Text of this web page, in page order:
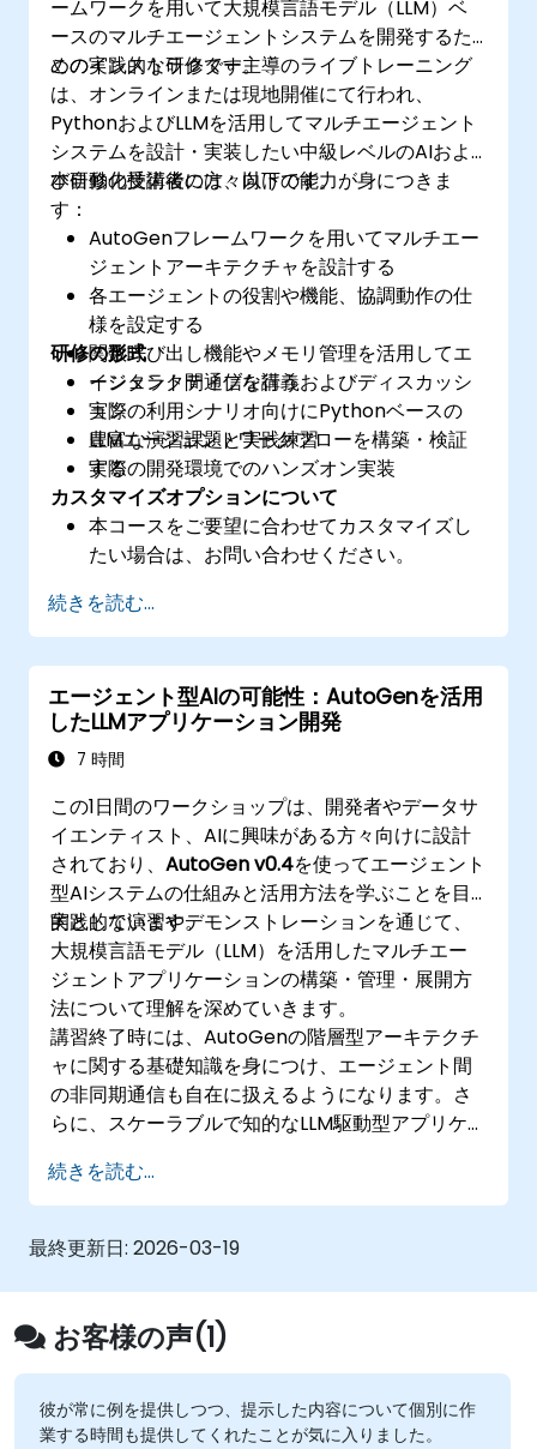
ームワークを用いて大規模言語モデル（LLM）ベ
ースのマルチエージェントシステムを開発するた
めの実践的な研修です。
このインストラクター主導のライブトレーニング
は、オンラインまたは現地開催にて行われ、
PythonおよびLLMを活用してマルチエージェント
システムを設計・実装したい中級レベルのAIおよ
び自動化技術者の方々向けです。
本研修の受講後には、以下の能力が身につきま
す：
AutoGenフレームワークを用いてマルチエー
ジェントアーキテクチャを設計する
各エージェントの役割や機能、協調動作の仕
様を設定する
関数呼び出し機能やメモリ管理を活用してエ
ージェント間通信を行う
実際の利用シナリオ向けにPythonベースの
LLMエージェントワークフローを構築・検証
する
研修の形式
インタラクティブな講義およびディスカッシ
ョン
豊富な演習課題と実践練習
実際の開発環境でのハンズオン実装
カスタマイズオプションについて
本コースをご要望に合わせてカスタマイズし
たい場合は、お問い合わせください。
続きを読む...
エージェント型AIの可能性：AutoGenを活用
したLLMアプリケーション開発
7 時間
この1日間のワークショップは、開発者やデータサ
イエンティスト、AIに興味がある方々向けに設計
されており、AutoGen v0.4を使ってエージェント
型AIシステムの仕組みと活用方法を学ぶことを目
的としています。
実践的な演習やデモンストレーションを通じて、
大規模言語モデル（LLM）を活用したマルチエー
ジェントアプリケーションの構築・管理・展開方
法について理解を深めていきます。
講習終了時には、AutoGenの階層型アーキテクチ
ャに関する基礎知識を身につけ、エージェント間
の非同期通信も自在に扱えるようになります。さ
らに、スケーラブルで知的なLLM駆動型アプリケ
ィスにも触れていきます。
続きを読む...
最終更新日: 2026-03-19
お客様の声(1)
彼が常に例を提供しつつ、提示した内容について個別に作
業する時間も提供してくれたことが気に入りました。